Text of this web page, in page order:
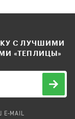
С ЛУЧШИМИ
«ТЕПЛИЦЫ»
MAIL